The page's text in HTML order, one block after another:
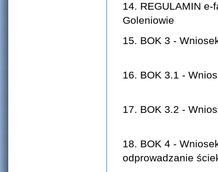
14. REGULAMIN e-
15. BOK
16. BOK 3.1 -
17. BOK 3.2 -
18. BOK 4 -